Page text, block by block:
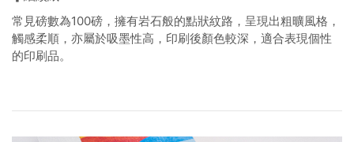
常見磅數為100磅，擁有岩石般的點狀紋路，呈現出粗曠風格，
觸感柔順，亦屬於吸墨性高，印刷後顏色較深，適合表現個性
的印刷品。